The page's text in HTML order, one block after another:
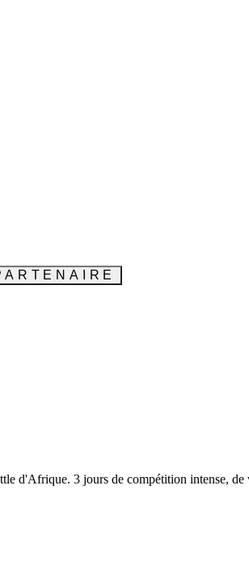
d'Afrique. 3 jours de compétition intense,